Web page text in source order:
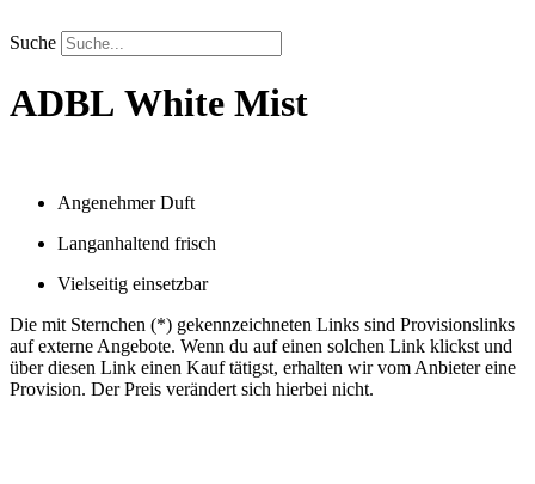
Inhalt
springen
Suche
ADBL White Mist
Angenehmer Duft
Langanhaltend frisch
Vielseitig einsetzbar
Die mit Sternchen (*) gekennzeichneten Links sind Provisionslinks
auf externe Angebote. Wenn du auf einen solchen Link klickst und
über diesen Link einen Kauf tätigst, erhalten wir vom Anbieter eine
Provision. Der Preis verändert sich hierbei nicht.